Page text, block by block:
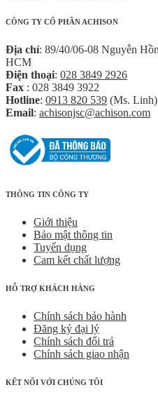
CÔNG TY CỔ PHẦN ACHISON
Địa chỉ: 89/40/06-08 Nguyễn
HCM
Điện thoại: 028 3849 2926
Fax : 028 3849 3922
Hotline: 0913 820 539 (Ms. Linh)
Email: achisonjsc@achison.com
THÔNG TIN CÔNG TY
Giới thiệu
Bảo mật thông tin
Tuyển dụng
Cam kết chất lượng
HỖ TRỢ KHÁCH HÀNG
Chính sách bảo hành
Đăng ký đại lý
Chính sách đổi trả
Chính sách giao nhận
KẾT NỐI VỚI CHÚNG TÔI